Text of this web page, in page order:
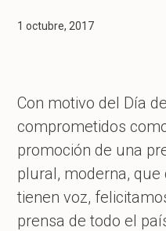
1 octubre, 2017
Con motivo del Día
comprometidos
promoción de una
plural, moderna, que
tienen voz,
prensa de todo el